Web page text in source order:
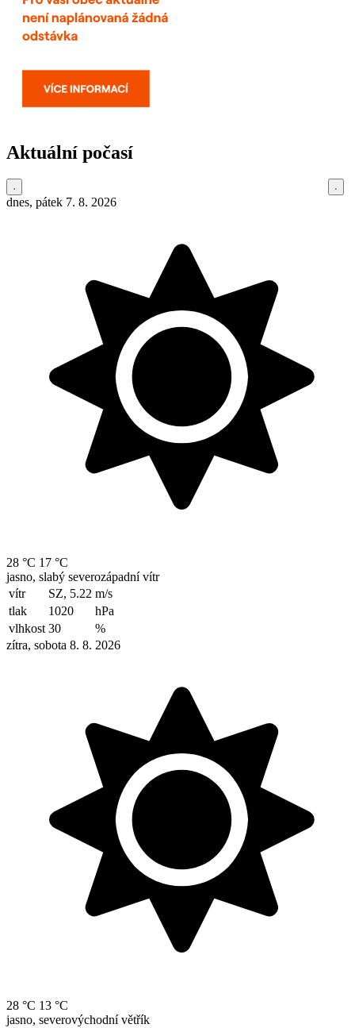
Aktuální počasí
dnes, pátek 7. 8. 2026
28 °C 17 °C
jasno, slabý severozápadní vítr
vítr
SZ, 5.22 m/s
tlak
1020
hPa
vlhkost 30
%
zítra, sobota 8. 8. 2026
28 °C 13 °C
jasno, severovýchodní větřík